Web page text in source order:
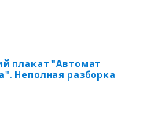
плакат "Автомат
Неполная разборка